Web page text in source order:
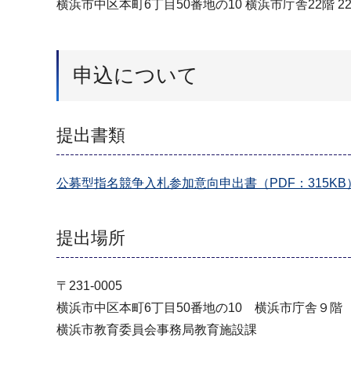
横浜市中区本町6丁目50番地の10 横浜市庁舎22階
申込について
提出書類
公募型指名競争入札参加意向申出書（PDF：315KB
提出場所
〒231-0005
横浜市中区本町6丁目50番地の10 横浜市庁舎９階
横浜市教育委員会事務局教育施設課